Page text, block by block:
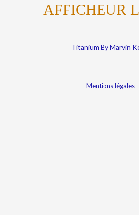
AFFICHEUR
Titanium By Marvin
Mentions légales